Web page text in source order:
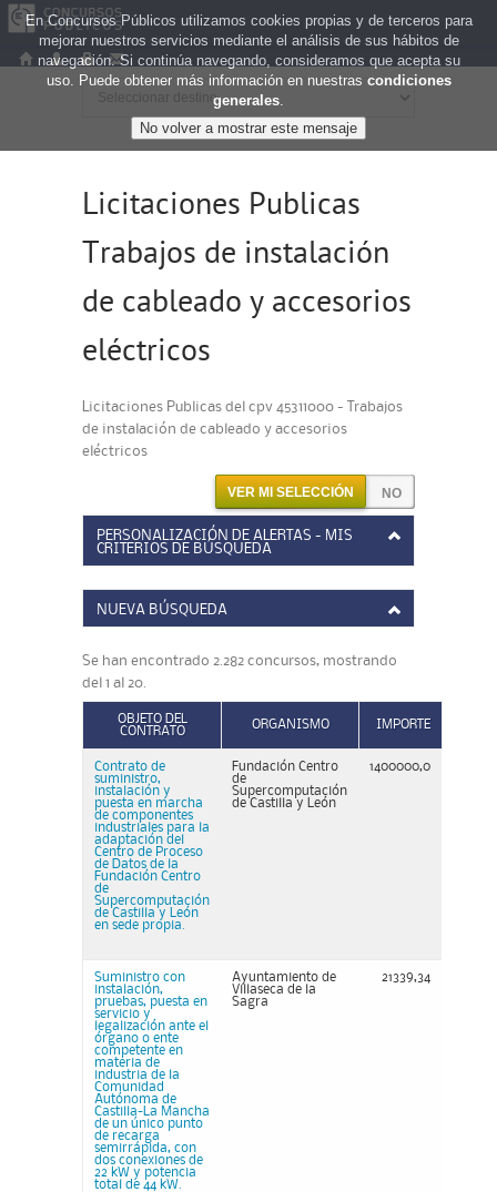
Licitaciones Publicas
Trabajos de instalación
de cableado y accesorios
eléctricos
Licitaciones Publicas del cpv 45311000 - Trabajos
de instalación de cableado y accesorios
eléctricos
VER MI SELECCIÓN
PERSONALIZACIÓN DE ALERTAS - MIS
CRITERIOS DE BÚSQUEDA
NUEVA BÚSQUEDA
Se han encontrado 2.282 concursos, mostrando
del 1 al 20.
OBJETO DEL
CONTRATO
ORGANISMO IMPORTE
Contrato de
suministro,
instalación y
puesta en marcha
de componentes
industriales para la
adaptación del
Centro de Proceso
de Datos de la
Fundación Centro
de
Supercomputación
de Castilla y León
en sede propia.
Fundación Centro
de
Supercomputación
de Castilla y León
1400000,0
Suministro con
instalación,
pruebas, puesta en
servicio y
legalización ante el
órgano o ente
competente en
materia de
industria de la
Comunidad
Autónoma de
Castilla-La Mancha
de un único punto
de recarga
semirrápida, con
dos conexiones de
22 kW y potencia
total de 44 kW.
Ayuntamiento de
Villaseca de la
Sagra
21339,34
En Concursos Públicos utilizamos cookies propias y de terceros para
mejorar nuestros servicios mediante el análisis de sus hábitos de
navegación. Si continúa navegando, consideramos que acepta su
uso. Puede obtener más información en nuestras condiciones
generales.